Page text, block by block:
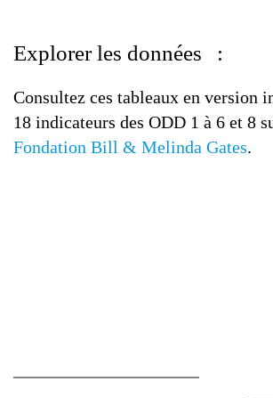
Explorer les données :
Consultez ces tableaux en version
18 indicateurs des ODD 1 à 6 et 8
Fondation Bill & Melinda Gates.